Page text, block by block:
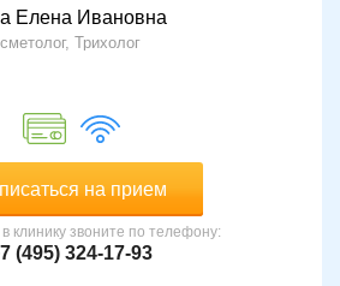
Елена Ивановна
Трихолог
на прием
клинику звоните по телефону:
(495) 324-17-93